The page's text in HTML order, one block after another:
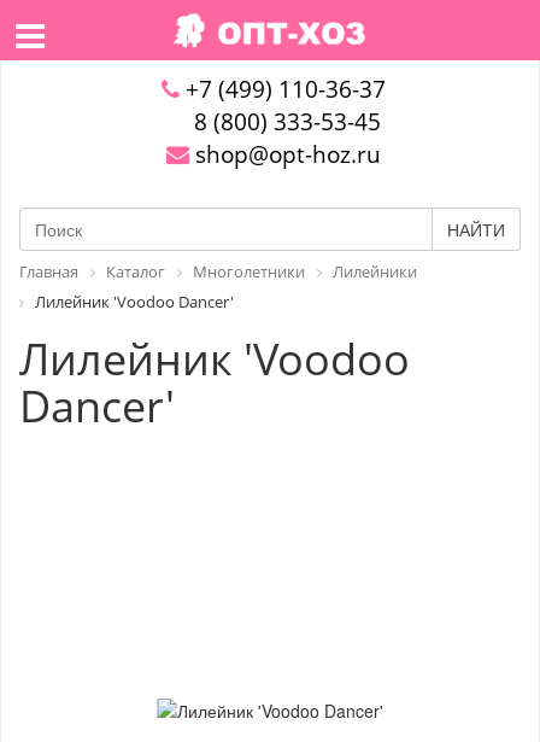
+7 (499) 110-36-37
8 (800) 333-53-45
shop@opt-hoz.ru
НАЙТИ
Главная Каталог Многолетники
Лилейники
Лилейник 'Voodoo Dancer'
Лилейник 'Voodoo
Dancer'